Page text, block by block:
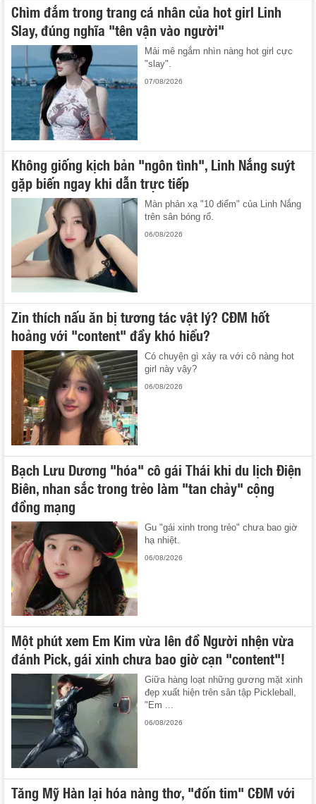
Chìm đắm trong trang cá nhân của hot girl Linh
Slay, đúng nghĩa "tên vận vào người"
Mải mê ngắm nhìn nàng hot girl cực
"slay".
07/08/2026
Không giống kịch bản "ngôn tình", Linh Nắng suýt
gặp biến ngay khi dẫn trực tiếp
Màn phản xạ "10 điểm" của Linh Nắng
trên sân bóng rổ.
06/08/2026
Zin thích nấu ăn bị tương tác vật lý? CĐM hốt
hoảng với "content" đầy khó hiểu?
Có chuyện gì xảy ra với cô nàng hot
girl này vậy?
06/08/2026
Bạch Lưu Dương "hóa" cô gái Thái khi du lịch Điện
Biên, nhan sắc trong trẻo làm "tan chảy" cộng
đồng mạng
Gu "gái xinh trong trẻo" chưa bao giờ
hạ nhiệt.
06/08/2026
Một phút xem Em Kim vừa lên đồ Người nhện vừa
đánh Pick, gái xinh chưa bao giờ cạn "content"!
Giữa hàng loạt những gương mặt xinh
đẹp xuất hiện trên sân tập Pickleball,
"Em ...
06/08/2026
Tăng Mỹ Hàn lại hóa nàng thơ, "đốn tim" CĐM với